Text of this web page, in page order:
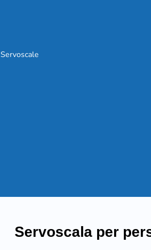
Servoscale
Servoscala per